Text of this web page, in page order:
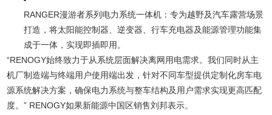
RANGER漫游者系列电力系统一体机：专为越野及汽车露营场景
打造，将太阳能控制器、逆变器、行车充电器及能源管理功能集
成于一体，实现即插即用。
“RENOGY始终致力于从系统层面解决离网用电需求。我们同时从主
机厂制造端与终端用户使用端出发，针对不同车型提供定制化房车电
源系统解决方案，确保电力系统与整车结构及用户需求实现更高匹配
度。” RENOGY如果新能源中国区销售刘邦表示。